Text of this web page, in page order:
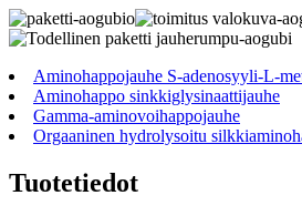
Aminohappojauhe S-adenosyyli-L-
Aminohappo sinkkiglysinaattijauhe
Gamma-aminovoihappojauhe
Orgaaninen hydrolysoitu
Tuotetiedot